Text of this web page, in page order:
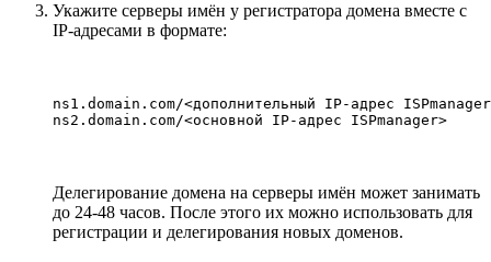
Укажите серверы имён у регистратора домена вместе с
IP-адресами в формате:
ns1.domain.com/<дополнительный IP-адрес
ns2.domain.com/<основной IP-адрес ISPmanager>
Делегирование домена на серверы имён может занимать
до 24-48 часов. После этого их можно использовать для
регистрации и делегирования новых доменов.